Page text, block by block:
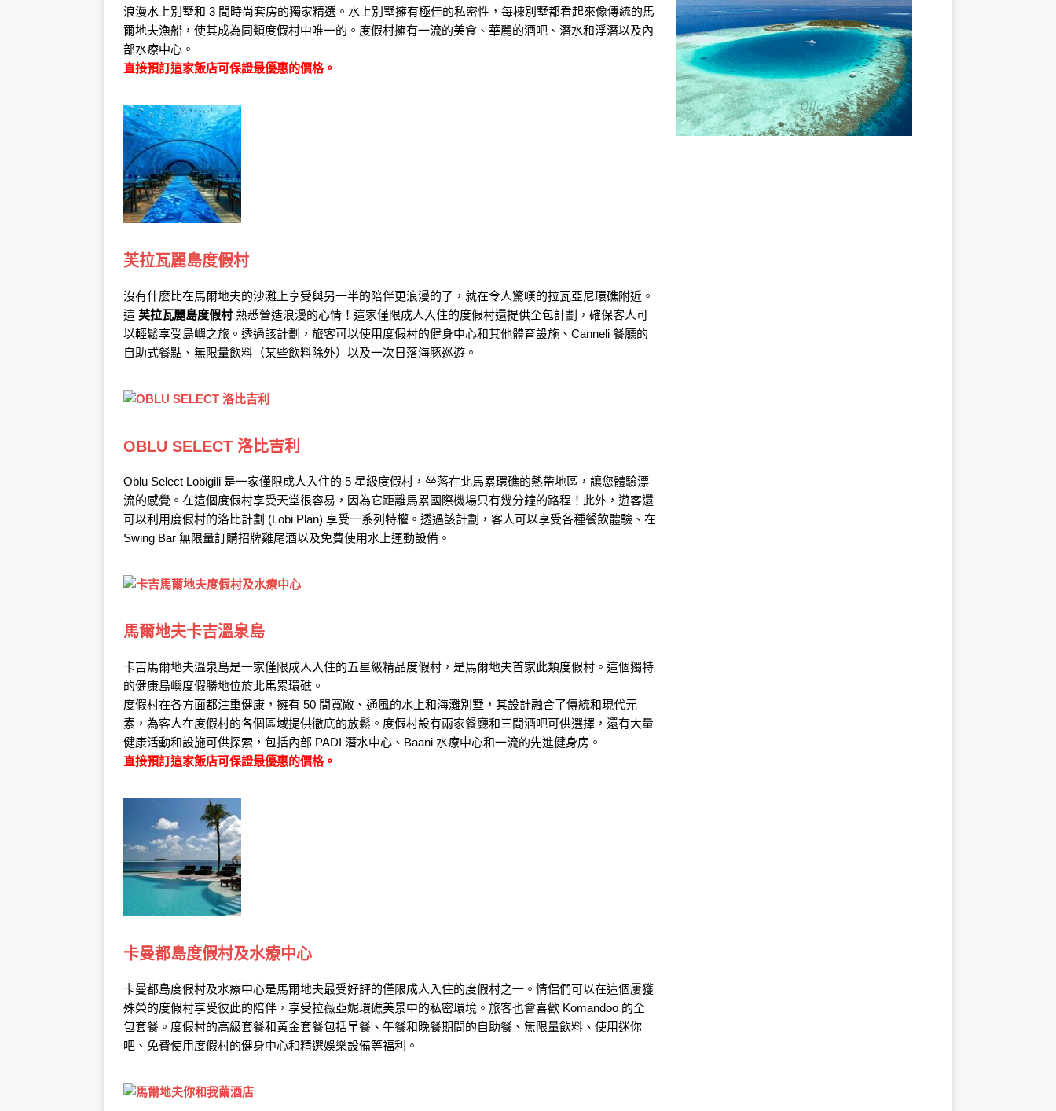
浪漫水上別墅和 3 間時尚套房的獨家精選。水上別墅擁有極佳的私密性，每棟別墅都看起來像傳統的馬
爾地夫漁船，使其成為同類度假村中唯一的。度假村擁有一流的美食、華麗的酒吧、潛水和浮潛以及內
部水療中心。
直接預訂這家飯店可保證最優惠的價格。
芙拉瓦麗島度假村
沒有什麼比在馬爾地夫的沙灘上享受與另一半的陪伴更浪漫的了，就在令人驚嘆的拉瓦亞尼環礁附近。
這 芙拉瓦麗島度假村熟悉營造浪漫的心情！這家僅限成人入住的度假村還提供全包計劃，確保客人可
以輕鬆享受島嶼之旅。透過該計劃，旅客可以使用度假村的健身中心和其他體育設施、Canneli 餐廳的
自助式餐點、無限量飲料（某些飲料除外）以及一次日落海豚巡遊。
OBLU SELECT 洛比吉利
Oblu Select Lobigili 是一家僅限成人入住的 5 星級度假村，坐落在北馬累環礁的熱帶地區，讓您體驗漂
流的感覺。在這個度假村享受天堂很容易，因為它距離馬累國際機場只有幾分鐘的路程！此外，遊客還
可以利用度假村的洛比計劃 (Lobi Plan) 享受一系列特權。透過該計劃，客人可以享受各種餐飲體驗、在
Swing Bar 無限量訂購招牌雞尾酒以及免費使用水上運動設備。
馬爾地夫卡吉溫泉島
卡吉馬爾地夫溫泉島是一家僅限成人入住的五星級精品度假村，是馬爾地夫首家此類度假村。這個獨特
的健康島嶼度假勝地位於北馬累環礁。
度假村在各方面都注重健康，擁有 50 間寬敞、通風的水上和海灘別墅，其設計融合了傳統和現代元
素，為客人在度假村的各個區域提供徹底的放鬆。度假村設有兩家餐廳和三間酒吧可供選擇，還有大量
健康活動和設施可供探索，包括內部 PADI 潛水中心、Baani 水療中心和一流的先進健身房。
直接預訂這家飯店可保證最優惠的價格。
卡曼都島度假村及水療中心
卡曼都島度假村及水療中心是馬爾地夫最受好評的僅限成人入住的度假村之一。情侶們可以在這個屢獲
殊榮的度假村享受彼此的陪伴，享受拉薇亞妮環礁美景中的私密環境。旅客也會喜歡 Komandoo 的全
包套餐。度假村的高級套餐和黃金套餐包括早餐、午餐和晚餐期間的自助餐、無限量飲料、使用迷你
吧、免費使用度假村的健身中心和精選娛樂設備等福利。